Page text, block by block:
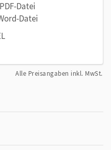
Datei
Datei
Alle Preisangaben inkl. MwSt.